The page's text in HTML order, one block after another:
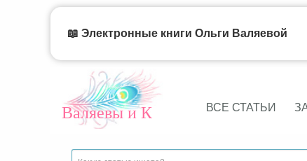
Валяевы и К ВСЕ СТАТЬИ
📖 Электронные книги Ольги Валяевой